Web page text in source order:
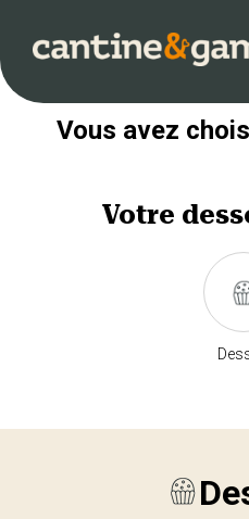
Vous avez
Votre